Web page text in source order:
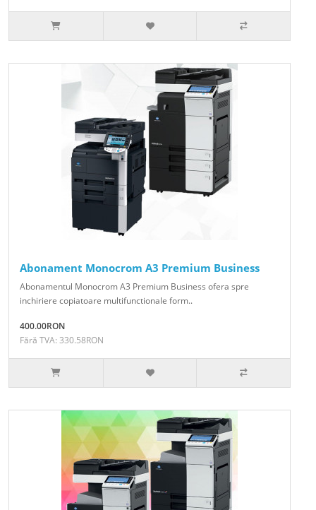
Abonament Monocrom A3 Premium Business
Abonamentul Monocrom A3 Premium Business ofera spre
inchiriere copiatoare multifunctionale form..
400.00RON
Fără TVA: 330.58RON